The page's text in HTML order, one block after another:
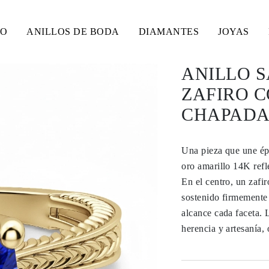
ANILLOS DE BODA DIAMANTES JOYAS
ANILLO
ZAFIRO
Una pieza que une
oro amarillo 14K
En el centro, un
sostenido
alcance cada faceta.
herencia y